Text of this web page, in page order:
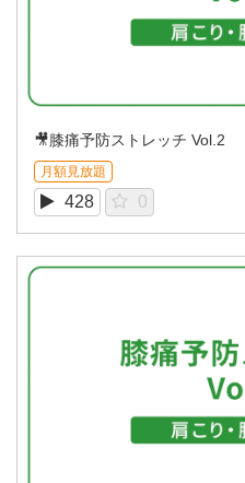
🎥膝痛予防ストレッチ Vol.2
月額見放題
428 0